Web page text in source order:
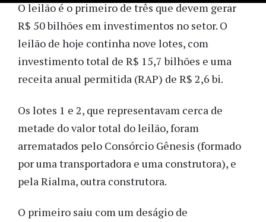
O leilão é o primeiro de três que devem gerar
R$ 50 bilhões em investimentos no setor. O
leilão de hoje continha nove lotes, com
investimento total de R$ 15,7 bilhões e uma
receita anual permitida (RAP) de R$ 2,6 bi.
Os lotes 1 e 2, que representavam cerca de
metade do valor total do leilão, foram
arrematados pelo Consórcio Gênesis (formado
por uma transportadora e uma construtora), e
pela Rialma, outra construtora.
O primeiro saiu com um deságio de